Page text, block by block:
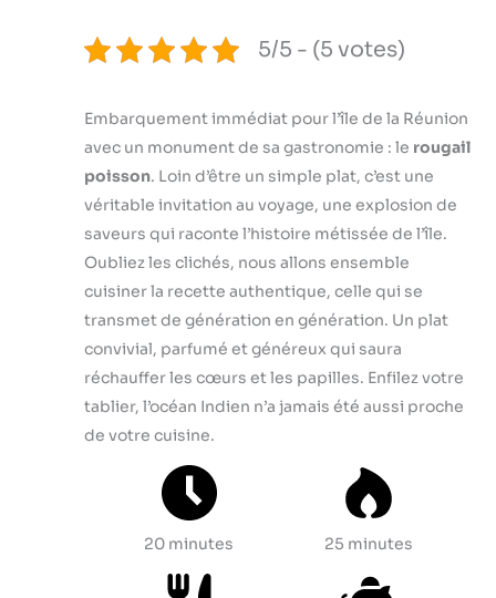
5/5 - (5 votes)
Embarquement immédiat pour l’île de la Réunion
avec un monument de sa gastronomie : le rougail
poisson. Loin d’être un simple plat, c’est une
véritable invitation au voyage, une explosion de
saveurs qui raconte l’histoire métissée de l’île.
Oubliez les clichés, nous allons ensemble
cuisiner la recette authentique, celle qui se
transmet de génération en génération. Un plat
convivial, parfumé et généreux qui saura
réchauffer les cœurs et les papilles. Enfilez votre
tablier, l’océan Indien n’a jamais été aussi proche
de votre cuisine.
20 minutes 25 minutes